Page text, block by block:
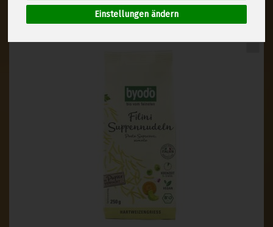
Einstellungen ändern